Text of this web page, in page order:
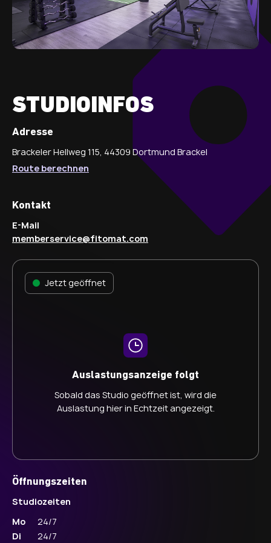
STUDIOINFOS
Jetzt geöffnet
Auslastungsanzeige folgt
Sobald das Studio geöffnet ist, wird die
Auslastung hier in Echtzeit angezeigt.
Adresse
Brackeler Hellweg 115, 44309 Dortmund Brackel
Route berechnen
Kontakt
E-Mail
memberservice@fitomat.com
Öffnungszeiten
Studiozeiten
Mo
24/7
Di
24/7